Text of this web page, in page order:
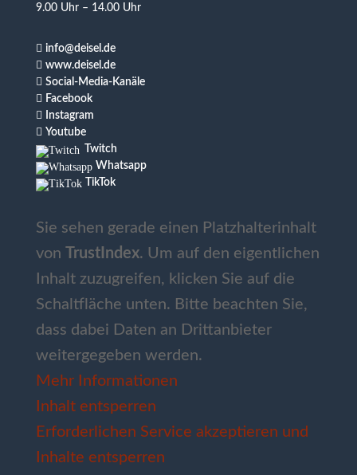
9.00 Uhr – 14.00 Uhr
 info@deisel.de
 www.deisel.de
 Social-Media-Kanäle
 Facebook
 Instagram
 Youtube
Twitch
Whatsapp
TikTok
Sie sehen gerade einen Platzhalterinhalt
von TrustIndex. Um auf den eigentlichen
Inhalt zuzugreifen, klicken Sie auf die
Schaltfläche unten. Bitte beachten Sie,
dass dabei Daten an Drittanbieter
weitergegeben werden.
Mehr Informationen
Inhalt entsperren
Erforderlichen Service akzeptieren und
Inhalte entsperren